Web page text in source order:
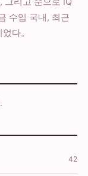
수입 국내, 최근
다。
42